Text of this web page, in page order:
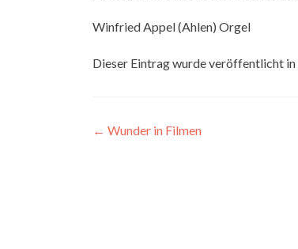
Winfried Appel (Ahlen) Orgel
Dieser Eintrag wurde veröffentlicht in
Beitragsnavigation
← Wunder in Filmen